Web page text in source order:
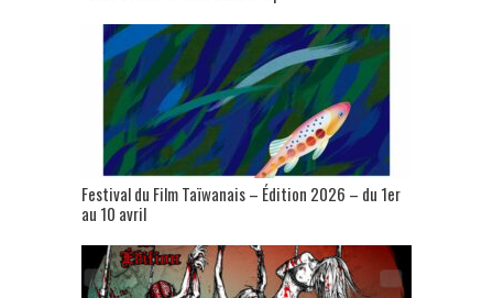
Festival du Film Taïwanais – Édition 2026 – du 1er
au 10 avril